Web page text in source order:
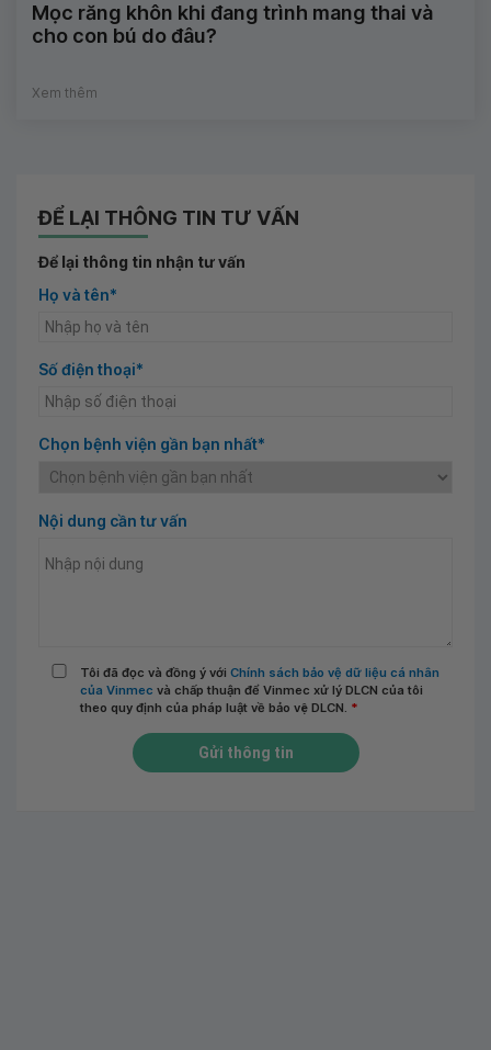
Mọc răng khôn khi đang trình mang thai và
cho con bú do đâu?
Xem thêm
ĐỂ LẠI THÔNG TIN TƯ VẤN
Để lại thông tin nhận tư vấn
Họ và tên*
Số điện thoại*
Chọn bệnh viện gần bạn nhất*
Nội dung cần tư vấn
Tôi đã đọc và đồng ý với Chính sách bảo vệ dữ liệu cá nhân
của Vinmec và chấp thuận để Vinmec xử lý DLCN của tôi
theo quy định của pháp luật về bảo vệ DLCN. *
Gửi thông tin